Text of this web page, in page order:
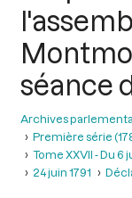
séance
Archives
Première série
Tome XXVII - Du 6
24 juin 1791